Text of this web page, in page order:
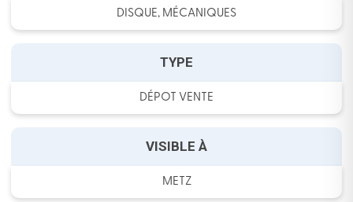
DISQUE, MÉCANIQUES
TYPE
DÉPOT VENTE
VISIBLE À
METZ